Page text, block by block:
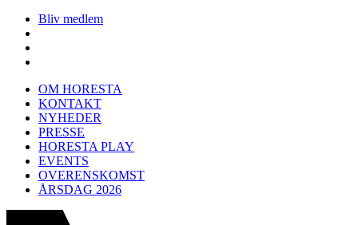
Bliv medlem
OM HORESTA
KONTAKT
NYHEDER
PRESSE
HORESTA PLAY
EVENTS
OVERENSKOMST
ÅRSDAG 2026